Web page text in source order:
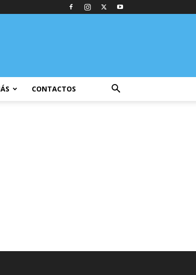
CONTACTOS